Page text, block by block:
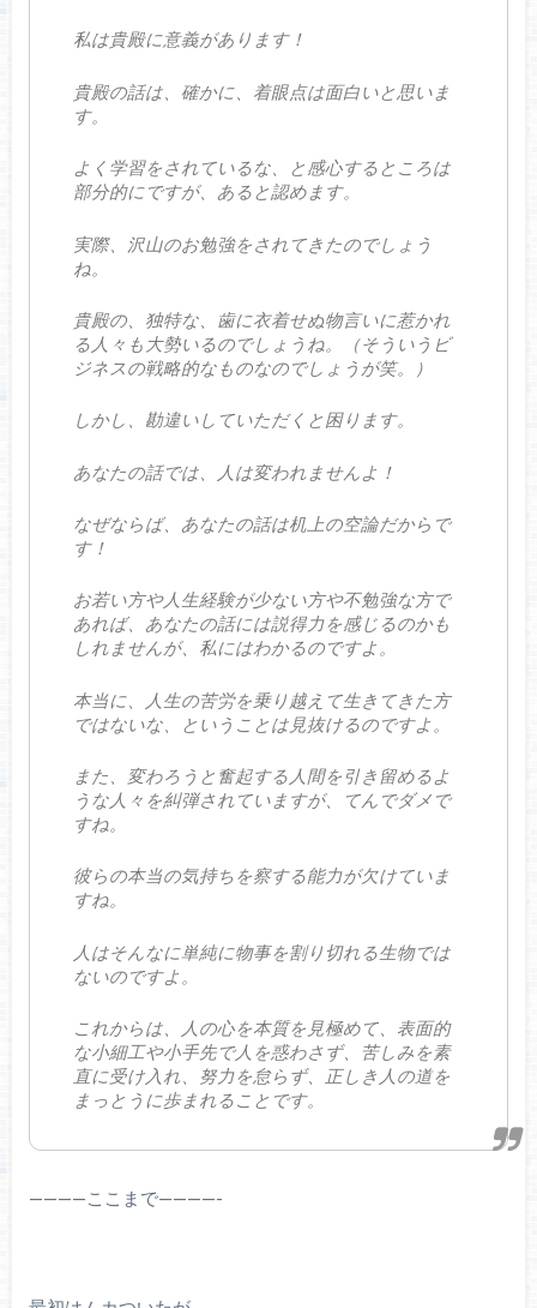
私は貴殿に意義があります！
貴殿の話は、確かに、着眼点は面白いと思いま
す。
よく学習をされているな、と感心するところは
部分的にですが、あると認めます。
実際、沢山のお勉強をされてきたのでしょう
ね。
貴殿の、独特な、歯に衣着せぬ物言いに惹かれ
る人々も大勢いるのでしょうね。（そういうビ
ジネスの戦略的なものなのでしょうが笑。）
しかし、勘違いしていただくと困ります。
あなたの話では、人は変われませんよ！
なぜならば、あなたの話は机上の空論だからで
す！
お若い方や人生経験が少ない方や不勉強な方で
あれば、あなたの話には説得力を感じるのかも
しれませんが、私にはわかるのですよ。
本当に、人生の苦労を乗り越えて生きてきた方
ではないな、ということは見抜けるのですよ。
また、変わろうと奮起する人間を引き留めるよ
うな人々を糾弾されていますが、てんでダメで
すね。
彼らの本当の気持ちを察する能力が欠けていま
すね。
人はそんなに単純に物事を割り切れる生物では
ないのですよ。
これからは、人の心を本質を見極めて、表面的
な小細工や小手先で人を惑わさず、苦しみを素
直に受け入れ、努力を怠らず、正しき人の道を
まっとうに歩まれることです。
————ここまで————-